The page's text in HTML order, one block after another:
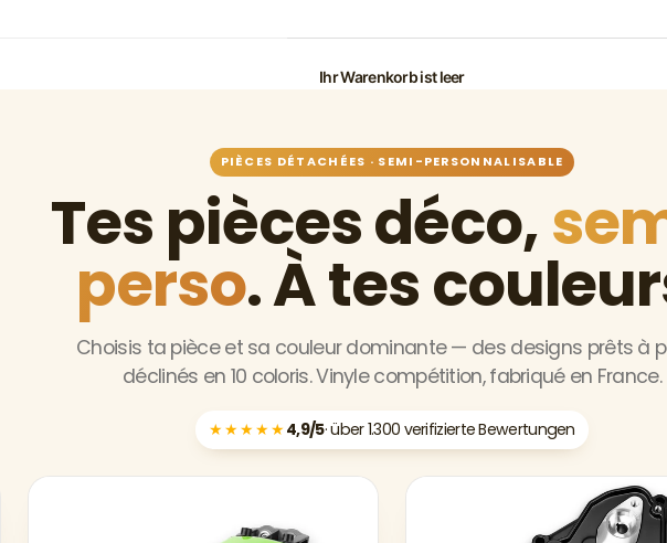
Ihr Warenkorb ist leer
PIÈCES DÉTACHÉES · SEMI-PERSONNALISABLE
Tes pièces déco,
perso. À tes
Choisis ta pièce et sa couleur dominante — des designs prêts à
déclinés en 10 coloris. Vinyle compétition, fabriqué en France.
★★★★★4,9/5· über 1.300 verifizierte Bewertungen